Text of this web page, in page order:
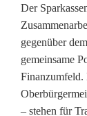
t
ä
t
i
Der
gegenüber
gemeinsame
Finanzumfeld.
– stehen für